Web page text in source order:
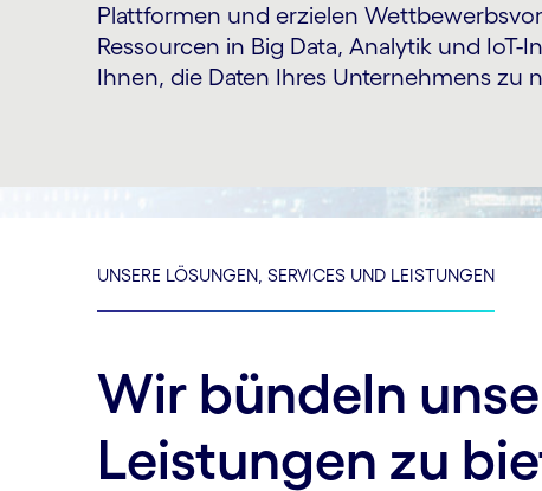
Plattformen und erzielen
Ressourcen in Big Data, Analytik und IoT-
Ihnen, die Daten Ihres Unternehmens zu
UNSERE LÖSUNGEN, SERVICES UND LEISTUNGEN
Wir bündeln
Leistungen zu